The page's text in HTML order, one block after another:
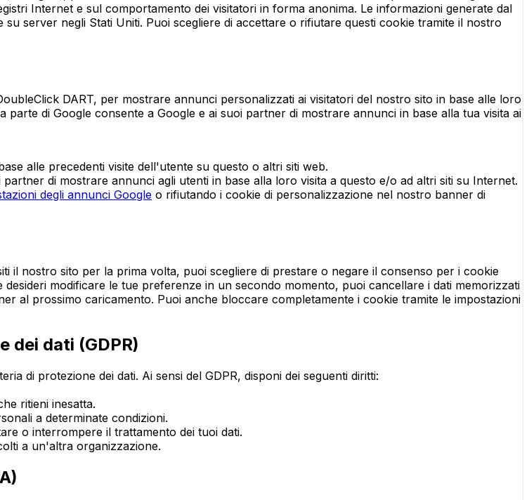
Internet e sul comportamento dei visitatori in forma anonima. Le informazioni generate dal
server negli Stati Uniti. Puoi scegliere di accettare o rifiutare questi cookie tramite il nostro
DART, per mostrare annunci personalizzati ai visitatori del nostro sito in base alle loro
di Google consente a Google e ai suoi partner di mostrare annunci in base alla tua visita ai
alle precedenti visite dell'utente su questo o altri siti web.
di mostrare annunci agli utenti in base alla loro visita a questo e/o ad altri siti su Internet.
degli annunci Google o rifiutando i cookie di personalizzazione nel nostro banner di
il nostro sito per la prima volta, puoi scegliere di prestare o negare il consenso per i cookie
modificare le tue preferenze in un secondo momento, puoi cancellare i dati memorizzati
al prossimo caricamento. Puoi anche bloccare completamente i cookie tramite le impostazioni
dei dati (GDPR)
di protezione dei dati. Ai sensi del GDPR, disponi dei seguenti diritti:
ritieni inesatta.
a determinate condizioni.
o interrompere il trattamento dei tuoi dati.
a un'altra organizzazione.